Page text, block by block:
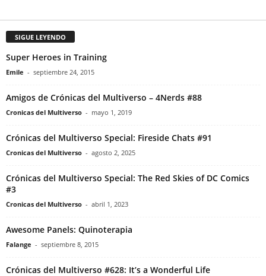
SIGUE LEYENDO
Super Heroes in Training
Emile - septiembre 24, 2015
Amigos de Crónicas del Multiverso – 4Nerds #88
Cronicas del Multiverso - mayo 1, 2019
Crónicas del Multiverso Special: Fireside Chats #91
Cronicas del Multiverso - agosto 2, 2025
Crónicas del Multiverso Special: The Red Skies of DC Comics
#3
Cronicas del Multiverso - abril 1, 2023
Awesome Panels: Quinoterapia
Falange - septiembre 8, 2015
Crónicas del Multiverso #628: It’s a Wonderful Life